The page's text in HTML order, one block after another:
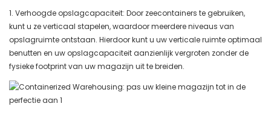
1. Verhoogde opslagcapaciteit: Door zeecontainers te gebruiken,
kunt u ze verticaal stapelen, waardoor meerdere niveaus van
opslagruimte ontstaan. Hierdoor kunt u uw verticale ruimte optimaal
benutten en uw opslagcapaciteit aanzienlijk vergroten zonder de
fysieke footprint van uw magazijn uit te breiden.